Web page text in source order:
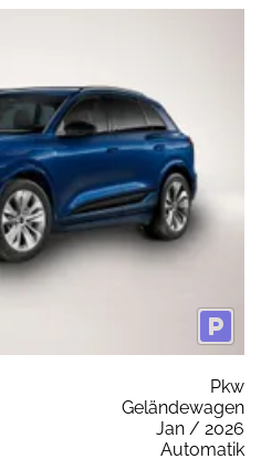
Pkw
Geländewagen
Jan / 2026
Automatik